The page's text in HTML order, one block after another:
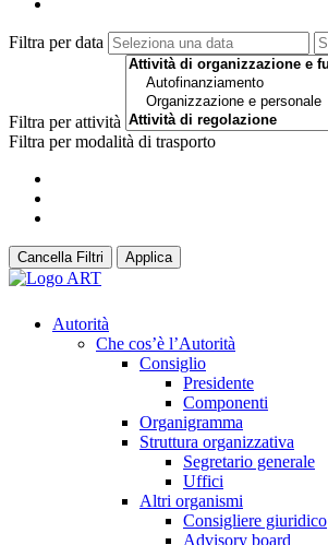
Filtra per data
Filtra per attività
Filtra per modalità di trasporto
Cancella Filtri Applica
Autorità
Che cos’è l’Autorità
Consiglio
Presidente
Componenti
Organigramma
Struttura organizzativa
Segretario generale
Uffici
Altri organismi
Consigliere giuridico
Advisory board